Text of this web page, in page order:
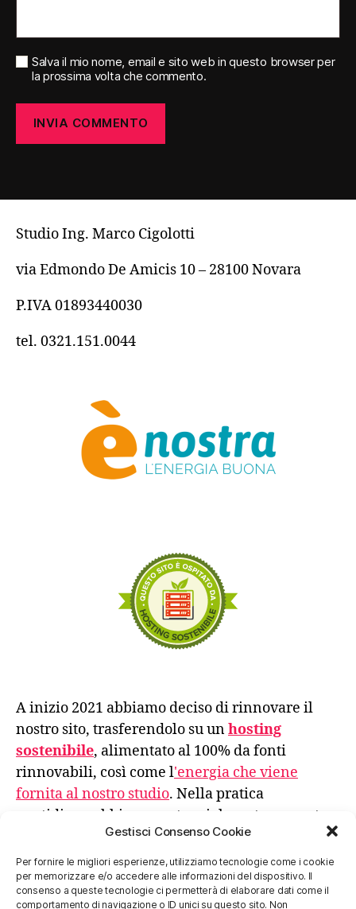
Gestisci Consenso Cookie
Per fornire le migliori esperienze, utilizziamo tecnologie come i cookie
per memorizzare e/o accedere alle informazioni del dispositivo. Il
consenso a queste tecnologie ci permetterà di elaborare dati come il
comportamento di navigazione o ID unici su questo sito. Non
Salva il mio nome, email e sito web in questo browser per
la prossima volta che commento.
Studio Ing. Marco Cigolotti
via Edmondo De Amicis 10 – 28100 Novara
P.IVA 01893440030
tel. 0321.151.0044
A inizio 2021 abbiamo deciso di rinnovare il
nostro sito, trasferendolo su unhosting
sostenibile, alimentato al 100% da fonti
rinnovabili, così come l'energia che viene
fornita al nostro studio. Nella pratica
quotidiana abbiamo sostanzialmente azzerato
l'uso di carta stampata e gli spostamenti
avvengono privilegiando sempre la scelta meno
impattante.